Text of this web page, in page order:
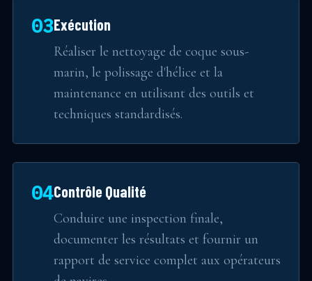
03Exécution
Réaliser le nettoyage de coque sous-
marin, le polissage d'hélice et la
maintenance en utilisant des outils et
techniques standardisés.
04Contrôle Qualité
Conduire une inspection finale,
documenter les résultats et fournir un
rapport de service complet aux opérateurs